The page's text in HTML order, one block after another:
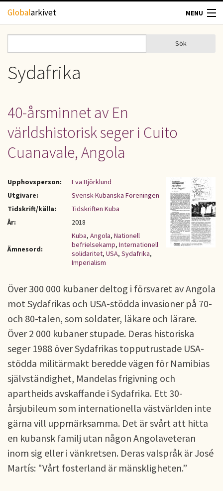
Hoppa till huvudinnehåll
Globalarkivet MENU
TIDSKRIFTER
GEOGRAFI
UPPHOVSRÄTT
Sökformulär
Sök
Sydafrika
40-årsminnet av En
världshistorisk seger i Cuito
Cuanavale, Angola
Upphovsperson:
Eva Björklund
Utgivare:
Svensk-Kubanska Föreningen
Tidskrift/källa:
Tidskriften Kuba
År:
2018
Ämnesord:
Kuba, Angola, Nationell
befrielsekamp, Internationell
solidaritet, USA, Sydafrika,
Imperialism
Över 300 000 kubaner deltog i försvaret av Angola
mot Sydafrikas och USA-stödda invasioner på 70-
och 80-talen, som soldater, läkare och lärare.
Över 2 000 kubaner stupade. Deras historiska
seger 1988 över Sydafrikas topputrustade USA-
stödda militärmakt beredde vägen för Namibias
självständighet, Mandelas frigivning och
apartheids avskaffande i Sydafrika. Ett 30-
årsjubileum som internationella västvärlden inte
gärna vill uppmärksamma. Det är svårt att hitta
en kubansk familj utan någon Angolaveteran
inom sig eller i vänkretsen. Deras valspråk är José
Martís: "Vårt fosterland är mänskligheten.”